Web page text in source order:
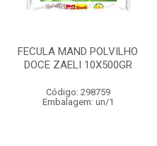
FECULA MAND POLVILHO
DOCE ZAELI 10X500GR
Código: 298759
Embalagem: un/1